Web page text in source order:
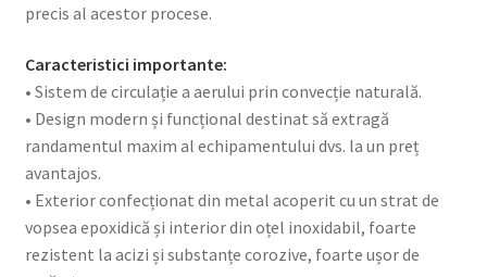
precis al acestor procese.
Caracteristici importante:
• Sistem de circulație a aerului prin convecție naturală.
• Design modern și funcțional destinat să extragă
randamentul maxim al echipamentului dvs. la un preț
avantajos.
• Exterior confecționat din metal acoperit cu un strat de
vopsea epoxidică și interior din oțel inoxidabil, foarte
rezistent la acizi și substanțe corozive, foarte ușor de